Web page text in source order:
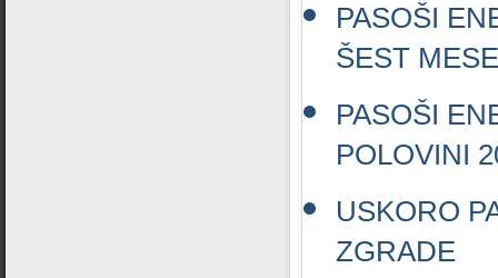
PASOŠI
ŠEST
PASOŠI
POLOVINI
USKORO
ZGRADE